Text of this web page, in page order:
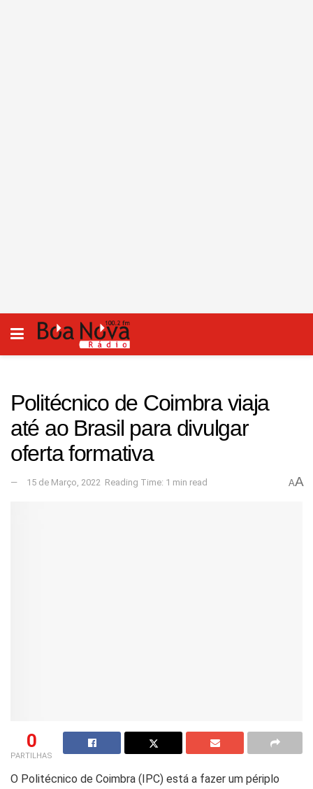
Politécnico de Coimbra viaja
até ao Brasil para divulgar
oferta formativa
15 de Março, 2022 Reading Time: 1 min read AA
0
PARTILHAS
O Politécnico de Coimbra (IPC) está a fazer um périplo